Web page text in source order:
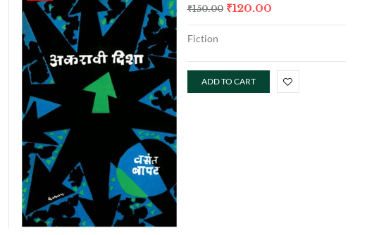
₹150.00 ₹120.00
Fiction
ADD TO CART